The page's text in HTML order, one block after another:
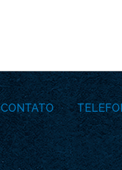
CONTATO